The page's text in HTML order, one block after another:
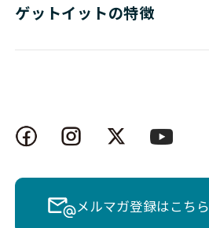
ゲットイットの特徴
メルマガ登録はこちら